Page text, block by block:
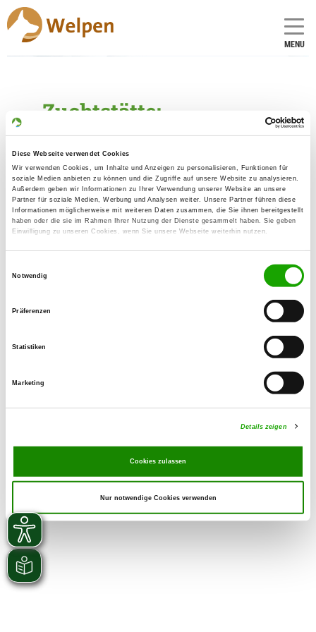
Diese Webseite verwendet Cookies
Wir verwenden Cookies, um Inhalte und Anzeigen zu personalisieren, Funktionen für
soziale Medien anbieten zu können und die Zugriffe auf unsere Website zu analysieren.
Außerdem geben wir Informationen zu Ihrer Verwendung unserer Website an unsere
Partner für soziale Medien, Werbung und Analysen weiter. Unsere Partner führen diese
Informationen möglicherweise mit weiteren Daten zusammen, die Sie ihnen bereitgestellt
haben oder die sie im Rahmen Ihrer Nutzung der Dienste gesammelt haben. Sie geben
Einwilligung zu unseren Cookies, wenn Sie unsere Webseite weiterhin nutzen.
Notwendig
Präferenzen
Statistiken
Marketing
Details zeigen
Cookies zulassen
Nur notwendige Cookies verwenden
MENU
Zuchtstätte:
vom Döringseck
Gründungsdatum: 07.08.2018
Eleveur
Justin Döring
Bad Dürrenberger Str 2a